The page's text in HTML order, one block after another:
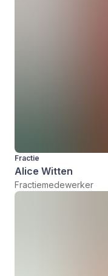
Fractie
Alice Witten
Fractiemedewerker